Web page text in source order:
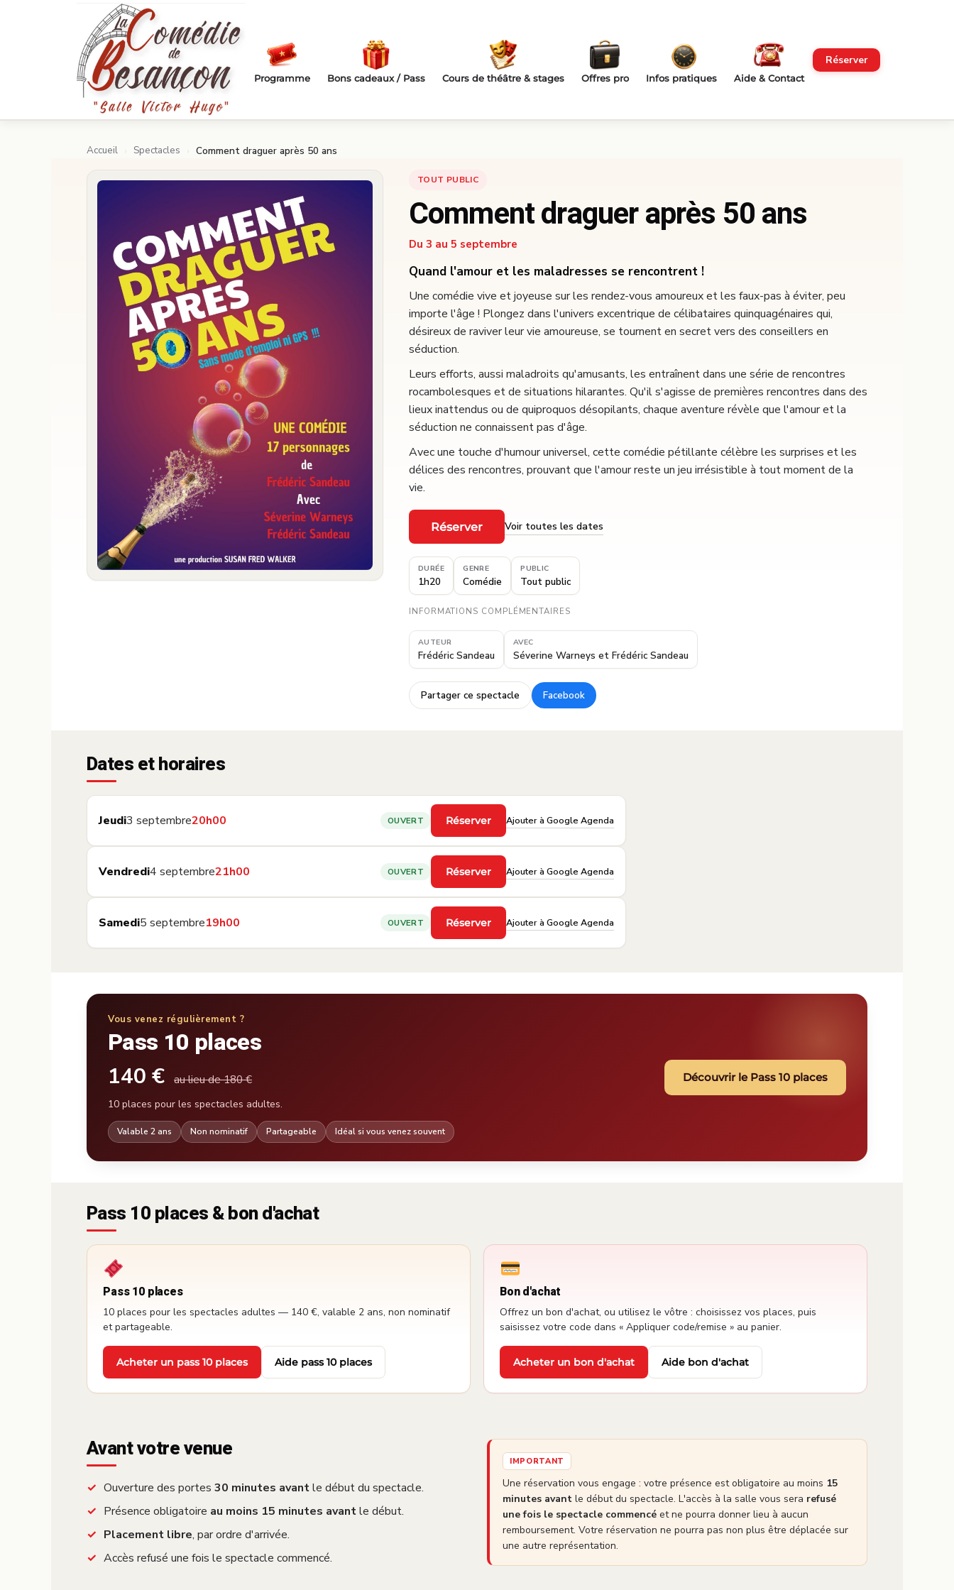
Passer au contenu principal
Programme Bons cadeaux / Pass Cours de théâtre & stages Offres pro Infos pratiques Aide & Contact
Réserver
Accueil Spectacles Comment draguer après 50 ans
TOUT PUBLIC
Comment draguer après 50 ans
Du 3 au 5 septembre
Quand l'amour et les maladresses se rencontrent !
Une comédie vive et joyeuse sur les rendez-vous amoureux et les faux-pas à éviter, peu
importe l'âge ! Plongez dans l'univers excentrique de célibataires quinquagénaires qui,
désireux de raviver leur vie amoureuse, se tournent en secret vers des conseillers en
séduction.
Leurs efforts, aussi maladroits qu'amusants, les entraînent dans une série de rencontres
rocambolesques et de situations hilarantes. Qu'il s'agisse de premières rencontres dans des
lieux inattendus ou de quiproquos désopilants, chaque aventure révèle que l'amour et la
séduction ne connaissent pas d'âge.
Avec une touche d'humour universel, cette comédie pétillante célèbre les surprises et les
délices des rencontres, prouvant que l'amour reste un jeu irrésistible à tout moment de la
vie.
Réserver
·
Voir toutes les dates
DURÉE
1h20
GENRE
Comédie
PUBLIC
Tout public
INFORMATIONS COMPLÉMENTAIRES
AUTEUR
Frédéric Sandeau
AVEC
Séverine Warneys et Frédéric Sandeau
Partager ce spectacle
·
Facebook
Dates et horaires
Jeudi3 septembre20h00 OUVERT Réserver
·
Ajouter à Google Agenda
Vendredi4 septembre21h00 OUVERT Réserver
·
Ajouter à Google Agenda
Samedi5 septembre19h00 OUVERT Réserver
·
Ajouter à Google Agenda
Vous venez régulièrement ?
Pass 10 places
140 € au lieu de 180 €
10 places pour les spectacles adultes.
Valable 2 ans Non nominatif Partageable Idéal si vous venez souvent
Découvrir le Pass 10 places
Pass 10 places & bon d'achat
Pass 10 places
10 places pour les spectacles adultes — 140 €, valable 2 ans, non nominatif
et partageable.
Acheter un pass 10 places
·
Aide pass 10 places
Bon d'achat
Offrez un bon d'achat, ou utilisez le vôtre : choisissez vos places, puis
saisissez votre code dans « Appliquer code/remise » au panier.
Acheter un bon d'achat
·
Aide bon d'achat
Avant votre venue
Ouverture des portes 30 minutes avantle début du spectacle.
Présence obligatoire au moins 15 minutes avantle début.
Placement libre, par ordre d'arrivée.
Accès refusé une fois le spectacle commencé.
IMPORTANT
Une réservation vous engage : votre présence est obligatoire au moins 15
minutes avant le début du spectacle. L'accès à la salle vous sera refusé
une fois le spectacle commencé et ne pourra donner lieu à aucun
remboursement. Votre réservation ne pourra pas non plus être déplacée sur
une autre représentation.